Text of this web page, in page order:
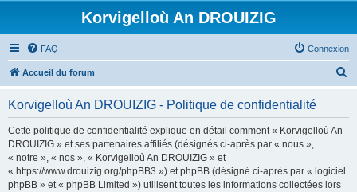
Korvigelloù An DROUIZIG
FAQ Connexion
Accueil du forum
Korvigelloù An DROUIZIG - Politique de confidentialité
Cette politique de confidentialité explique en détail comment « Korvigelloù An
DROUIZIG » et ses partenaires affiliés (désignés ci-après par « nous »,
« notre », « nos », « Korvigelloù An DROUIZIG » et
« https://www.drouizig.org/phpBB3 ») et phpBB (désigné ci-après par « logiciel
phpBB » et « phpBB Limited ») utilisent toutes les informations collectées lors